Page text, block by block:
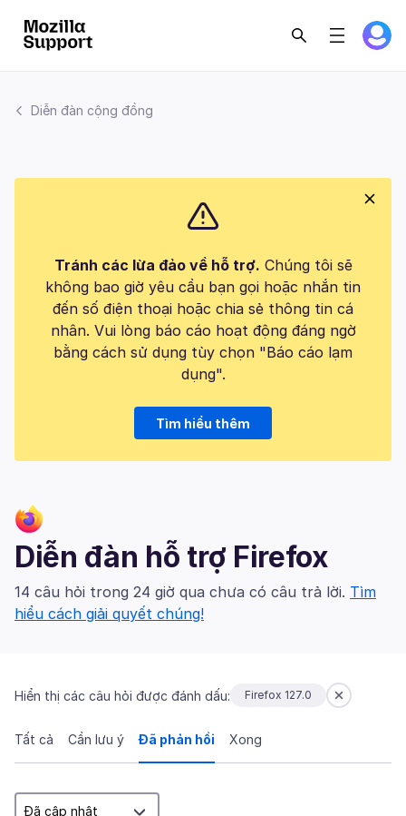
Diễn đàn cộng đồng
Tránh các lừa đảo về hỗ trợ. Chúng tôi sẽ
không bao giờ yêu cầu bạn gọi hoặc nhắn tin
đến số điện thoại hoặc chia sẻ thông tin cá
nhân. Vui lòng báo cáo hoạt động đáng ngờ
bằng cách sử dụng tùy chọn "Báo cáo lạm
dụng".
Tìm hiểu thêm
Diễn đàn hỗ trợ Firefox
14 câu hỏi trong 24 giờ qua chưa có câu trả lời. Tìm
hiểu cách giải quyết chúng!
Hiển thị các câu hỏi được đánh dấu: Firefox 127.0
Tất cả Cần lưu ý Đã phản hồi Xong